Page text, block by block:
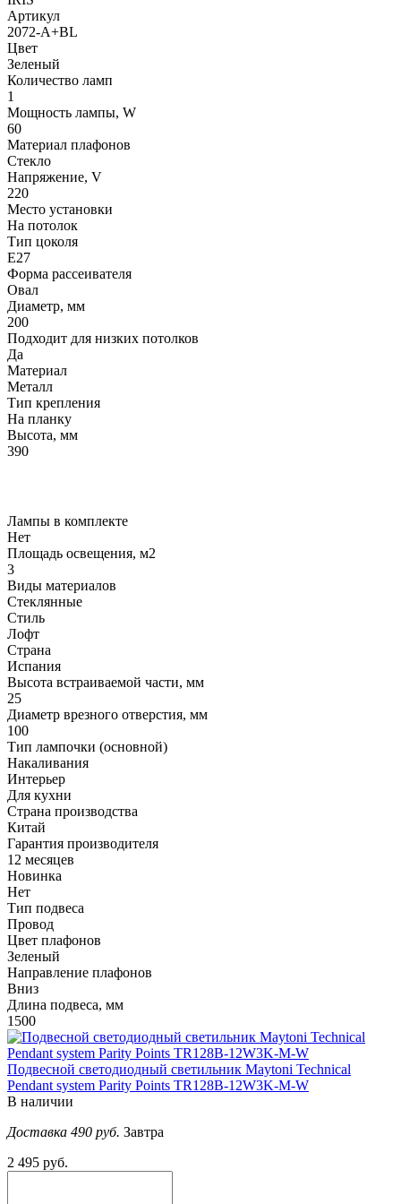
Артикул
2072-A+BL
Цвет
Зеленый
Количество ламп
1
Мощность лампы, W
60
Материал плафонов
Стекло
Напряжение, V
220
Место установки
На потолок
Тип цоколя
E27
Форма рассеивателя
Овал
Диаметр, мм
200
Подходит для низких потолков
Да
Материал
Металл
Тип крепления
На планку
Высота, мм
390
Лампы в комплекте
Нет
Площадь освещения, м2
3
Виды материалов
Стеклянные
Стиль
Лофт
Страна
Испания
Высота встраиваемой части, мм
25
Диаметр врезного отверстия, мм
100
Тип лампочки (основной)
Накаливания
Интерьер
Для кухни
Страна производства
Китай
Гарантия производителя
12 месяцев
Новинка
Нет
Тип подвеса
Провод
Цвет плафонов
Зеленый
Направление плафонов
Вниз
Длина подвеса, мм
1500
Подвесной светодиодный светильник Maytoni Technical
Pendant system Parity Points TR128B-12W3K-M-W
В наличии
Доставка 490 руб. Завтра
2 495 руб.